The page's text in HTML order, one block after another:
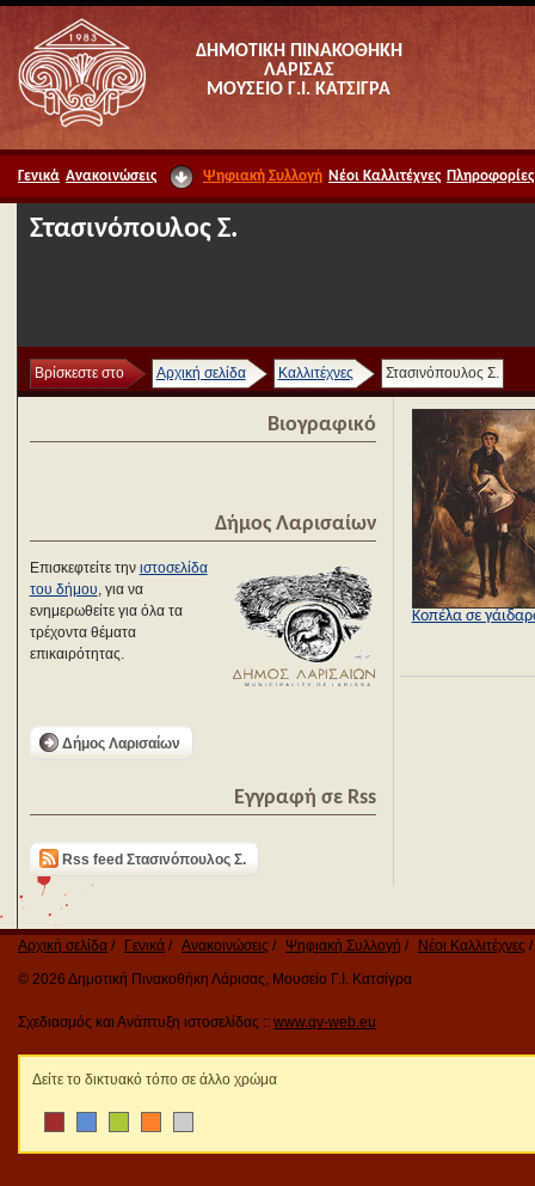
ΔΗΜΟΤΙΚΗ ΠΙΝΑΚΟΘΗΚΗ
ΛΑΡΙΣΑΣ
ΜΟΥΣΕΙΟ Γ.Ι. ΚΑΤΣΙΓΡΑ
Γενικά Ανακοινώσεις Ψηφιακή Συλλογή Νέοι Καλλιτέχνες Πληροφορίες
Στασινόπουλος Σ.
Βρίσκεστε στο Αρχική σελίδα Καλλιτέχνες Στασινόπουλος Σ.
Βιογραφικό
Δήμος Λαρισαίων
Επισκεφτείτε την ιστοσελίδα
του δήμου, για να
ενημερωθείτε για όλα τα
τρέχοντα θέματα
επικαιρότητας.
Δήμος Λαρισαίων
Εγγραφή σε Rss
Rss feed Στασινόπουλος Σ.
Κοπέλα σε
Αρχική σελίδα Γενικά Ανακοινώσεις Ψηφιακή Συλλογή
Νέοι Καλλιτέχνες
© 2026 Δημοτική Πινακοθήκη Λάρισας, Μουσείο Γ.Ι. Κατσίγρα
Σχεδιασμός και Ανάπτυξη ιστοσελίδας :: www.qv-web.eu
Δείτε το δικτυακό τόπο σε άλλο χρώμα